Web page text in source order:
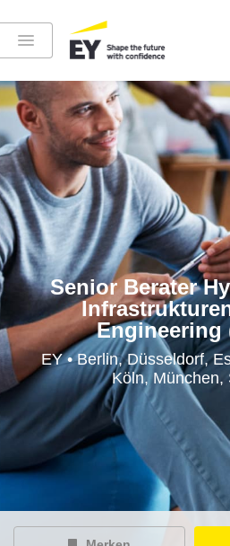
Instagram
LinkedIn
YouTube
Höre in die EY-Welt rein
EY Careers
der Karriere-Podcast
EY Joblight
Senior Berater
Engineering
EY • Berlin, Düsseldorf,
Köln, München,